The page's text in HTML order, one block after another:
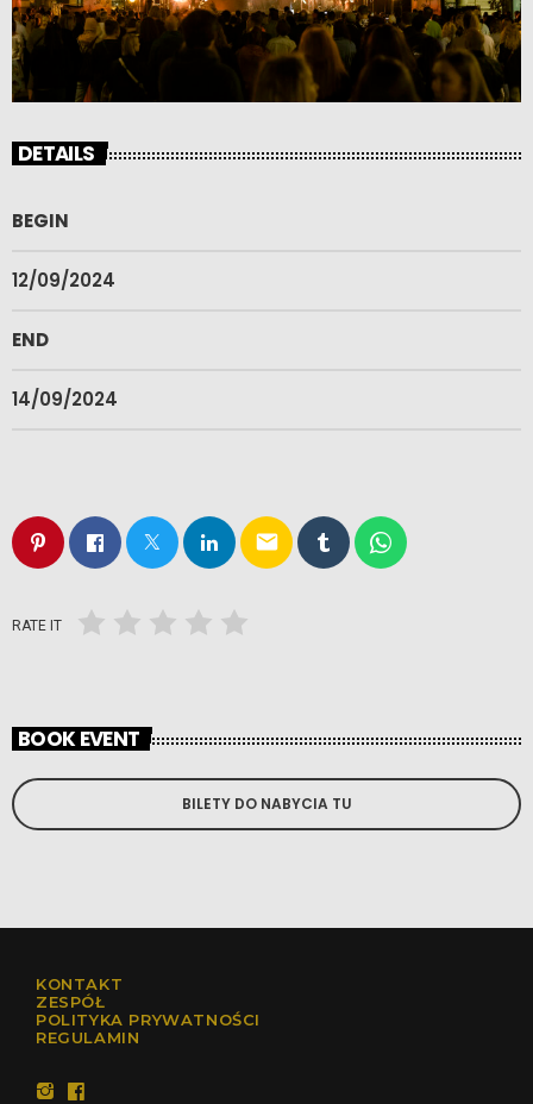
DETAILS
BEGIN
12/09/2024
END
14/09/2024
email
RATE IT
BOOK EVENT
BILETY DO NABYCIA TU
KONTAKT
ZESPÓŁ
POLITYKA PRYWATNOŚCI
REGULAMIN